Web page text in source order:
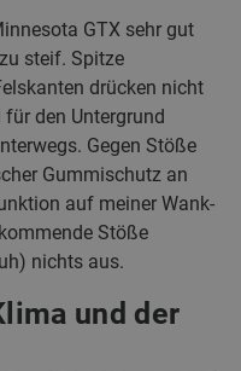
GTX sehr gut
steif. Spitze
drücken nicht
den Untergrund
Gegen Stöße
Gummischutz an
auf meiner Wank-
Stöße
nichts aus.
und der